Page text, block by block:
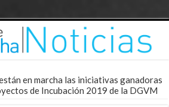
en marcha las iniciativas ganadoras
de Incubación 2019 de la DGVM